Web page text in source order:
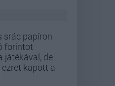
srác papíron
forintot
játékával, de
ezret kapott a